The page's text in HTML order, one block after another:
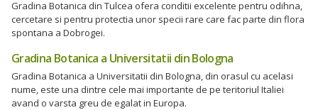
Gradina Botanica din Tulcea ofera conditii excelente pentru odihna,
cercetare si pentru protectia unor specii rare care fac parte din flora
spontana a Dobrogei.
Gradina Botanica a Universitatii din Bologna
Gradina Botanica a Universitatii din Bologna, din orasul cu acelasi
nume, este una dintre cele mai importante de pe teritoriul Italiei
avand o varsta greu de egalat in Europa.